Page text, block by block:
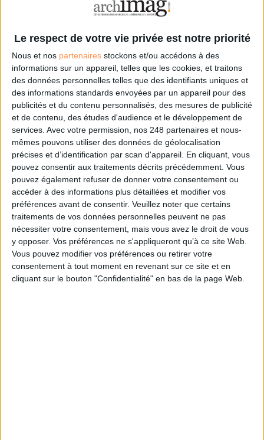
Le respect de votre vie privée est notre priorité
Nous et nos partenaires stockons et/ou accédons à des
informations sur un appareil, telles que les cookies, et traitons
des données personnelles telles que des identifiants uniques et
des informations standards envoyées par un appareil pour des
publicités et du contenu personnalisés, des mesures de publicité
et de contenu, des études d'audience et le développement de
services. Avec votre permission, nos 248 partenaires et nous-
mêmes pouvons utiliser des données de géolocalisation
précises et d’identification par scan d'appareil. En cliquant, vous
pouvez consentir aux traitements décrits précédemment. Vous
pouvez également refuser de donner votre consentement ou
accéder à des informations plus détaillées et modifier vos
préférences avant de consentir. Veuillez noter que certains
traitements de vos données personnelles peuvent ne pas
nécessiter votre consentement, mais vous avez le droit de vous
y opposer. Vos préférences ne s'appliqueront qu’à ce site Web.
Vous pouvez modifier vos préférences ou retirer votre
consentement à tout moment en revenant sur ce site et en
cliquant sur le bouton "Confidentialité" en bas de la page Web.
Sur le même sujet:
4 applications gratuites pour retoucher vos photos comme un pro
3 applications gratuites pour transformer son smartphone en scanner de
poche
4 outils gratuits pour créer vos propres cartes interactives
3 applications géniales et gratuites pour bien s'organiser
1 Commentaire
Outils
Transfert De Données
Connectez-vousouinscrivez-vouspour publier un commentaire
À LIRE SUR ARCHIMAG